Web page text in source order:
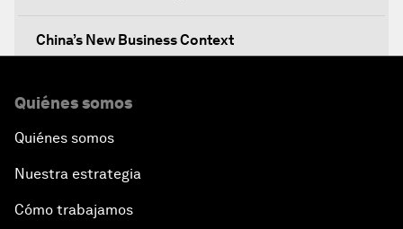
China’s New Business Context
Agenda
After the Brexit
Quiénes somos
Quiénes somos
Nuestra estrategia
Cómo trabajamos